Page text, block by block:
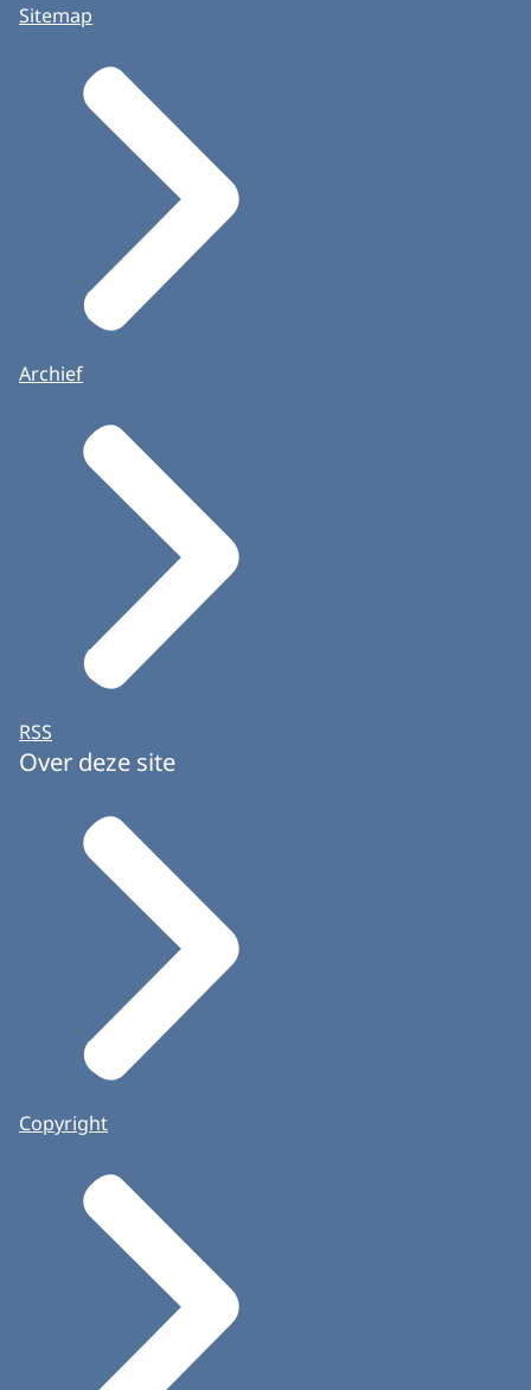
Sitemap
Archief
RSS
Over deze site
Copyright